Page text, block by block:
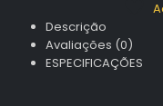
Descrição
Avaliações (0)
ESPECIFICAÇÕES